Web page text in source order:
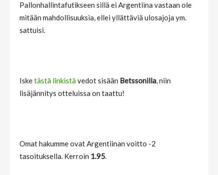
Pallonhallintafutikseen sillä ei Argentiina vastaan ole
mitään mahdollisuuksia, ellei yllättäviä ulosajoja ym.
sattuisi.
Isketästä linkistävedot sisään Betssonilla, niin
lisäjännitys otteluissa on taattu!
Omat hakumme ovat Argentiinan voitto -2
tasoituksella. Kerroin 1.95.